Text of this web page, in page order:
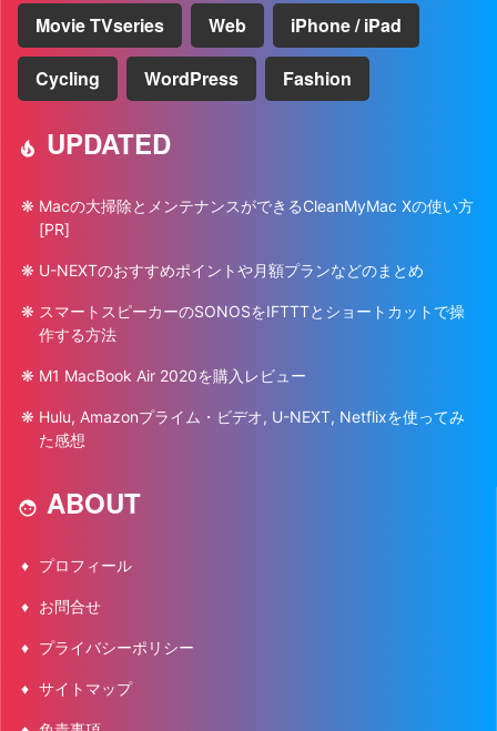
Movie TVseries Web iPhone / iPad
Cycling WordPress Fashion
UPDATED
Macの大掃除とメンテナンスができるCleanMyMac Xの使い方
[PR]
U-NEXTのおすすめポイントや月額プランなどのまとめ
スマートスピーカーのSONOSをIFTTTとショートカットで操
作する方法
M1 MacBook Air 2020を購入レビュー
Hulu, Amazonプライム・ビデオ, U-NEXT, Netflixを使ってみ
た感想
ABOUT
プロフィール
お問合せ
プライバシーポリシー
サイトマップ